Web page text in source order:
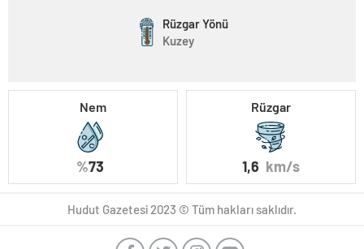
Rüzgar Yönü
Kuzey
Nem
%73
Rüzgar
1,6 km/s
Hudut Gazetesi 2023 © Tüm hakları saklıdır.